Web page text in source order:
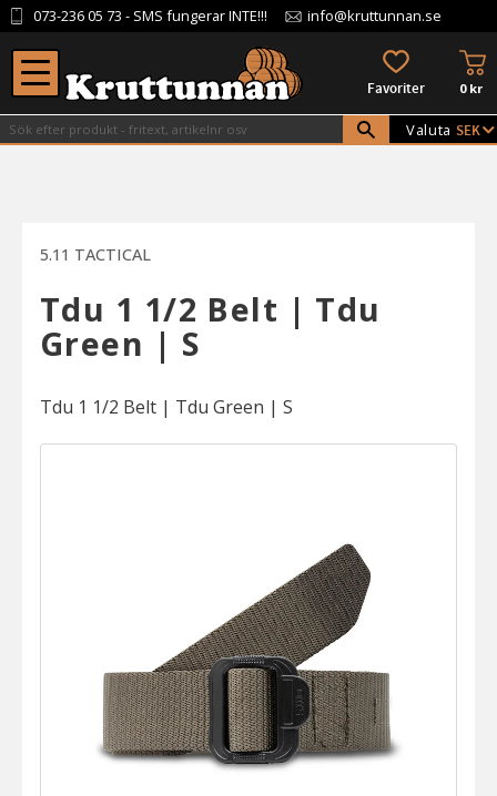
Meny
073-236 05 73 - SMS fungerar INTE!!! info@kruttunnan.se
FAVORITER 0kr
Valuta
5.11 TACTICAL
Tdu 1 1/2 Belt | Tdu
Green | S
Tdu 1 1/2 Belt | Tdu Green | S